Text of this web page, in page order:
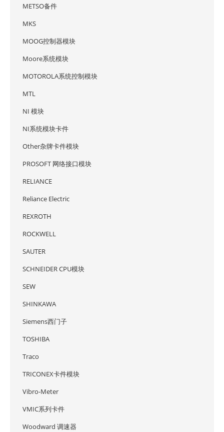
METSO备件
MKS
MOOG控制器模块
Moore系统模块
MOTOROLA系统控制模块
MTL
NI 模块
NI系统模块卡件
Other杂牌卡件模块
PROSOFT 网络接口模块
RELIANCE
Reliance Electric
REXROTH
ROCKWELL
SAUTER
SCHNEIDER CPU模块
SEW
SHINKAWA
Siemens西门子
TOSHIBA
Traco
TRICONEX卡件模块
Vibro-Meter
VMIC系列卡件
Woodward 调速器